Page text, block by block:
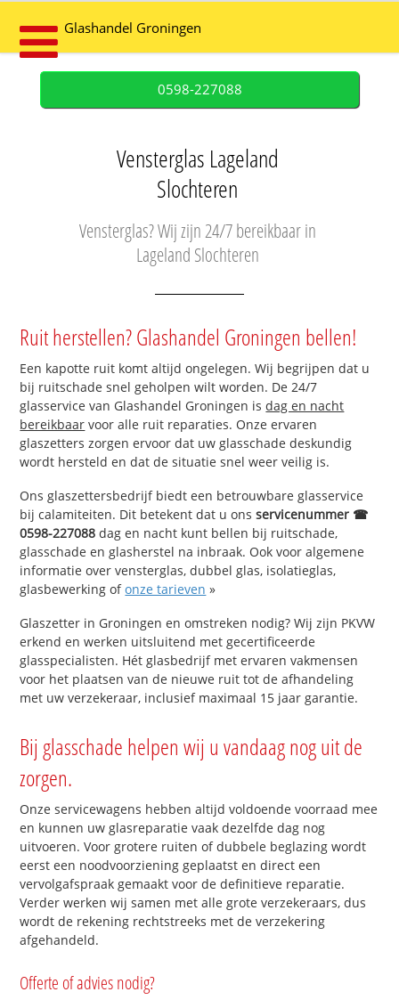
Glashandel Groningen
0598-227088
Vensterglas Lageland
Slochteren
Vensterglas? Wij zijn 24/7 bereikbaar in
Lageland Slochteren
Ruit herstellen? Glashandel Groningen bellen!
Een kapotte ruit komt altijd ongelegen. Wij begrijpen dat u
bij ruitschade snel geholpen wilt worden. De 24/7
glasservice van Glashandel Groningen isdag en nacht
bereikbaar voor alle ruit reparaties. Onze ervaren
glaszetters zorgen ervoor dat uw glasschade deskundig
wordt hersteld en dat de situatie snel weer veilig is.
Ons glaszettersbedrijf biedt een betrouwbare glasservice
bij calamiteiten. Dit betekent dat u onsservicenummer ☎
0598-227088 dag en nacht kunt bellen bij ruitschade,
glasschade en glasherstel na inbraak. Ook voor algemene
informatie over vensterglas, dubbel glas, isolatieglas,
glasbewerking ofonze tarieven »
Glaszetter in Groningen en omstreken nodig? Wij zijn PKVW
erkend en werken uitsluitend met gecertificeerde
glasspecialisten. Hét glasbedrijf met ervaren vakmensen
voor het plaatsen van de nieuwe ruit tot de afhandeling
met uw verzekeraar, inclusief maximaal 15 jaar garantie.
Bij glasschade helpen wij u vandaag nog uit de
zorgen.
Onze servicewagens hebben altijd voldoende voorraad mee
en kunnen uw glasreparatie vaak dezelfde dag nog
uitvoeren. Voor grotere ruiten of dubbele beglazing wordt
eerst een noodvoorziening geplaatst en direct een
vervolgafspraak gemaakt voor de definitieve reparatie.
Verder werken wij samen met alle grote verzekeraars, dus
wordt de rekening rechtstreeks met de verzekering
afgehandeld.
Offerte of advies nodig?